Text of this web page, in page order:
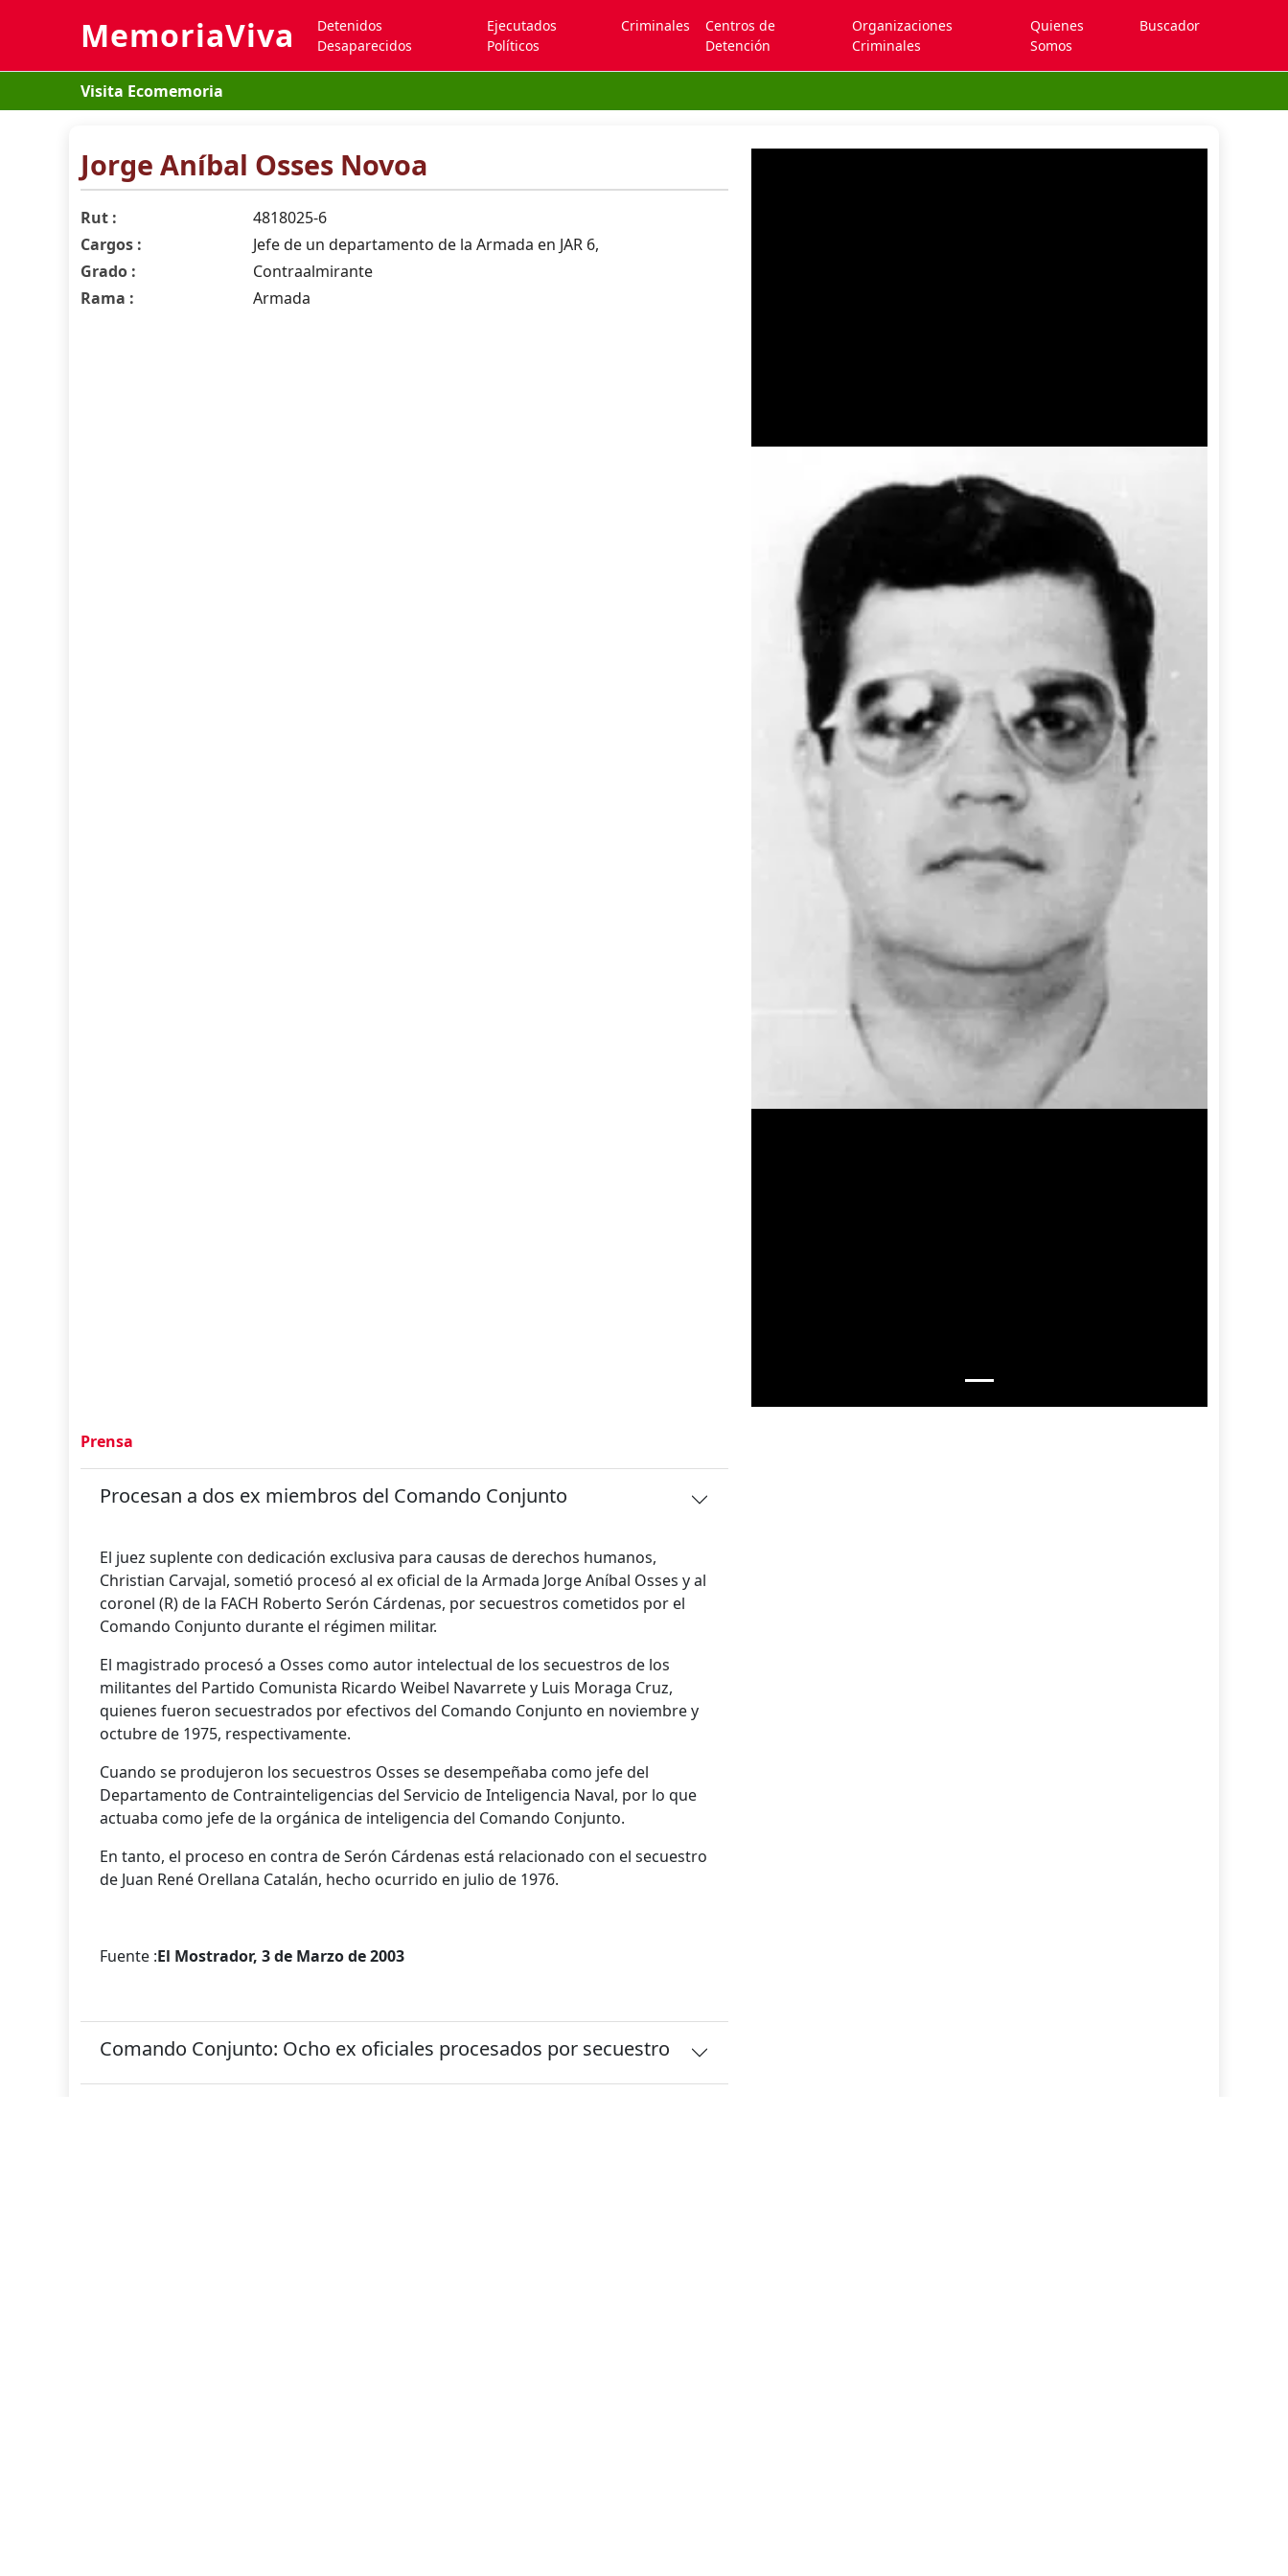
MemoriaViva
Detenidos
Desaparecidos
Ejecutados
Políticos
Criminales
Centros de
Detención
Organizaciones
Criminales
Quienes
Somos
Buscador
Visita Ecomemoria
Jorge Aníbal Osses Novoa
Rut :
4818025-6
Cargos :
Jefe de un departamento de la Armada en JAR 6,
Grado :
Contraalmirante
Rama :
Armada
Prensa
Procesan a dos ex miembros del Comando Conjunto
El juez suplente con dedicación exclusiva para causas de derechos humanos,
Christian Carvajal, sometió procesó al ex oficial de la Armada Jorge Aníbal Osses y al
coronel (R) de la FACH Roberto Serón Cárdenas, por secuestros cometidos por el
Comando Conjunto durante el régimen militar.
El magistrado procesó a Osses como autor intelectual de los secuestros de los
militantes del Partido Comunista Ricardo Weibel Navarrete y Luis Moraga Cruz,
quienes fueron secuestrados por efectivos del Comando Conjunto en noviembre y
octubre de 1975, respectivamente.
Cuando se produjeron los secuestros Osses se desempeñaba como jefe del
Departamento de Contrainteligencias del Servicio de Inteligencia Naval, por lo que
actuaba como jefe de la orgánica de inteligencia del Comando Conjunto.
En tanto, el proceso en contra de Serón Cárdenas está relacionado con el secuestro
de Juan René Orellana Catalán, hecho ocurrido en julio de 1976.
Fuente :El Mostrador, 3 de Marzo de 2003
Comando Conjunto: Ocho ex oficiales procesados por secuestro